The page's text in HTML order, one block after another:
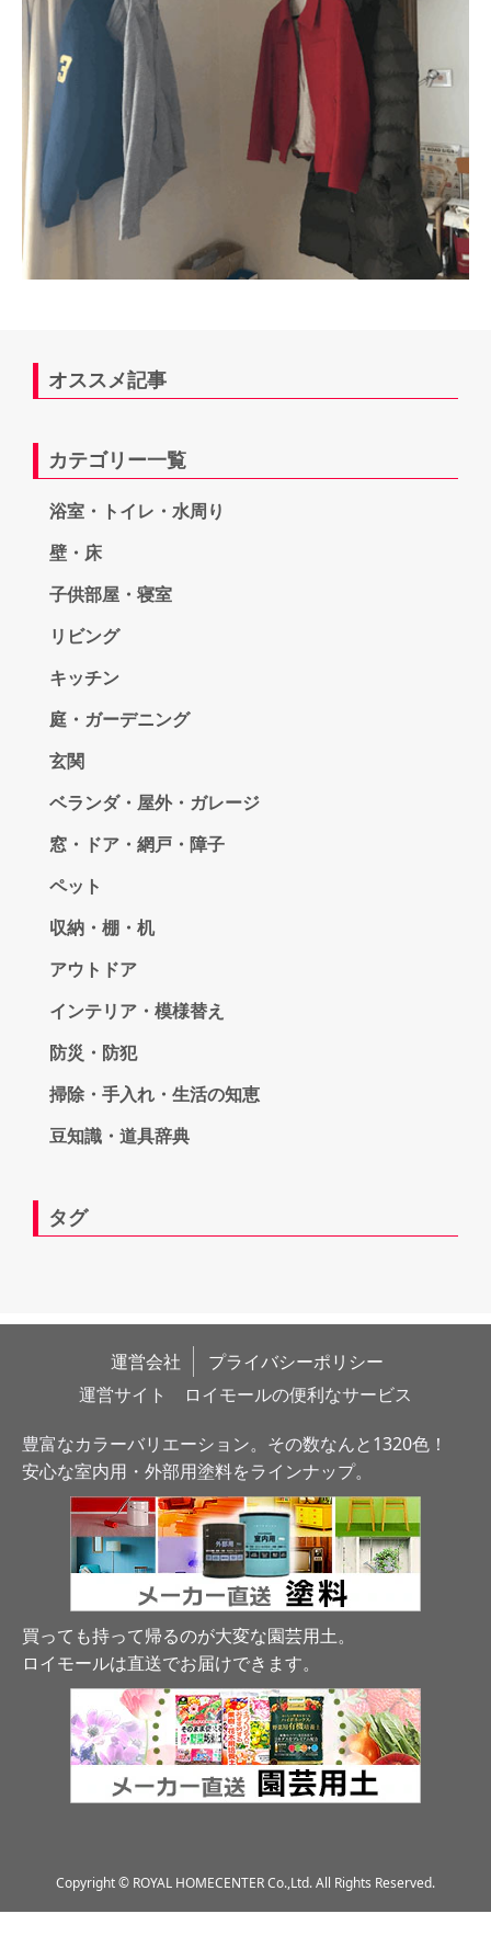
オススメ記事
カテゴリー一覧
浴室・トイレ・水周り
壁・床
子供部屋・寝室
リビング
キッチン
庭・ガーデニング
玄関
ベランダ・屋外・ガレージ
窓・ドア・網戸・障子
ペット
収納・棚・机
アウトドア
インテリア・模様替え
防災・防犯
掃除・手入れ・生活の知恵
豆知識・道具辞典
タグ
運営会社
プライバシーポリシー
運営サイト　ロイモールの便利なサービス
豊富なカラーバリエーション。その数なんと1320色！
安心な室内用・外部用塗料をラインナップ。
買っても持って帰るのが大変な園芸用土。
ロイモールは直送でお届けできます。
Copyright © ROYAL HOMECENTER Co.,Ltd. All Rights Reserved.